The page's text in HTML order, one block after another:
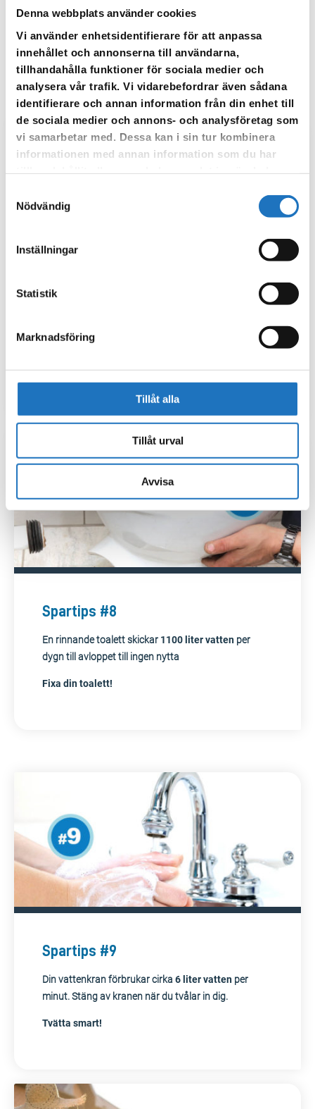
Denna webbplats använder cookies
Vi använder enhetsidentifierare för att anpassa
innehållet och annonserna till användarna,
tillhandahålla funktioner för sociala medier och
analysera vår trafik. Vi vidarebefordrar även sådana
identifierare och annan information från din enhet till
de sociala medier och annons- och analysföretag som
vi samarbetar med. Dessa kan i sin tur kombinera
informationen med annan information som du har
Nödvändig
Inställningar
Statistik
Marknadsföring
Tillåt alla
Tillåt urval
Avvisa
dricksvatten per år till närmare 8 miljoner människor. Vi tar många
vatten, så är det vanligtvis i Sverige, men kanske inte för all
Spartips #7
lika mycket vatten
som en helt fylld.
Diska smart!
Spartips #8
En rinnande toalett skickar 1100 litervatten per
dygn till avloppet till ingen nytta
Fixa din toalett!
Spartips #9
Din vattenkran förbrukar cirka 6 liter vatten per
minut. Stäng av kranen när du tvålar in dig.
Tvätta smart!